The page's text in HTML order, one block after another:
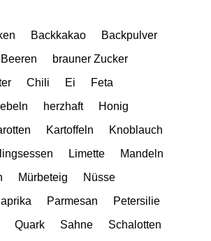
Backkakao
Backpulver
Beeren
brauner Zucker
Chili Ei
Feta
herzhaft
Honig
Kartoffeln
Knoblauch
Limette
Mandeln
Mürbeteig
Nüsse
Parmesan
Petersilie
Quark Sahne
Schalotten